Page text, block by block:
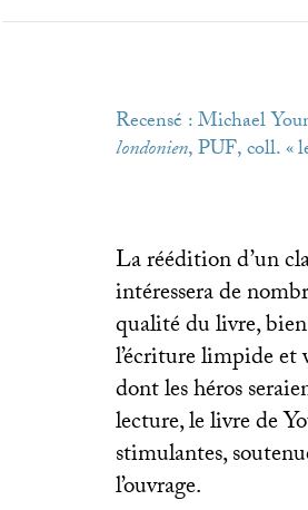
Recensé : Michael
londonien,PUF, coll. «
La réédition d’un
intéressera de
qualité du livre,
l’écriture limpide et
dont les héros
lecture, le livre de
stimulantes,
l’ouvrage.